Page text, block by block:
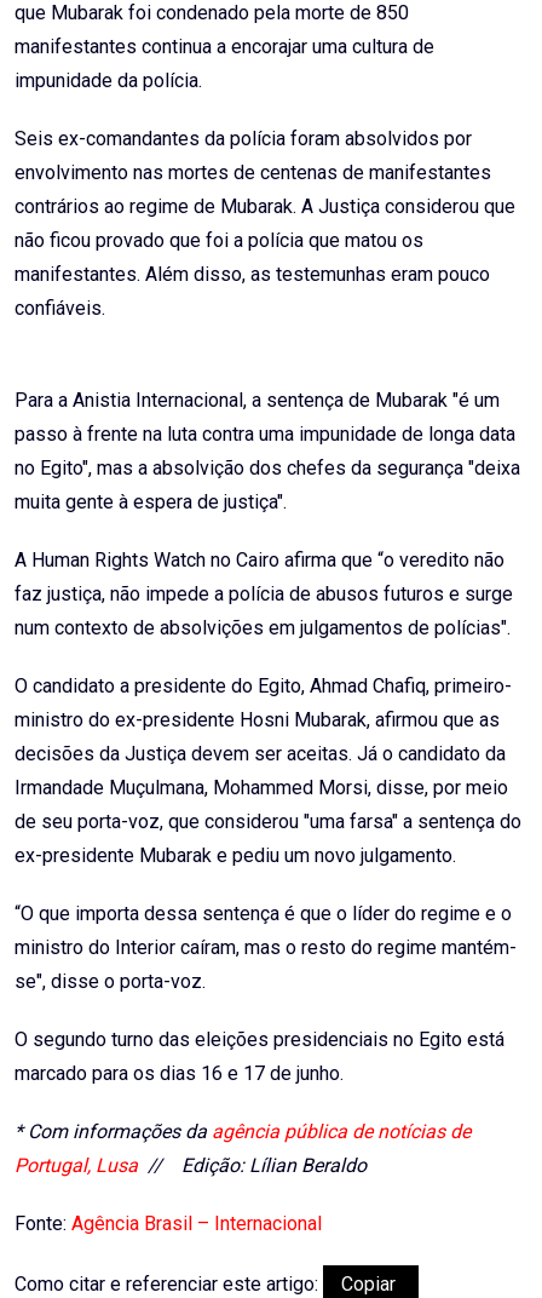
que Mubarak foi condenado pela morte de 850
manifestantes continua a encorajar uma cultura de
impunidade da polícia.
Seis ex-comandantes da polícia foram absolvidos por
envolvimento nas mortes de centenas de manifestantes
contrários ao regime de Mubarak. A Justiça considerou que
não ficou provado que foi a polícia que matou os
manifestantes. Além disso, as testemunhas eram pouco
confiáveis.
Para a Anistia Internacional, a sentença de Mubarak "é um
passo à frente na luta contra uma impunidade de longa data
no Egito", mas a absolvição dos chefes da segurança "deixa
muita gente à espera de justiça".
A Human Rights Watch no Cairo afirma que “o veredito não
faz justiça, não impede a polícia de abusos futuros e surge
num contexto de absolvições em julgamentos de polícias".
O candidato a presidente do Egito, Ahmad Chafiq, primeiro-
ministro do ex-presidente Hosni Mubarak, afirmou que as
decisões da Justiça devem ser aceitas. Já o candidato da
Irmandade Muçulmana, Mohammed Morsi, disse, por meio
de seu porta-voz, que considerou "uma farsa" a sentença do
ex-presidente Mubarak e pediu um novo julgamento.
“O que importa dessa sentença é que o líder do regime e o
ministro do Interior caíram, mas o resto do regime mantém-
se", disse o porta-voz.
O segundo turno das eleições presidenciais no Egito está
marcado para os dias 16 e 17 de junho.
* Com informações da agência pública de notícias de
Portugal, Lusa // Edição: Lílian Beraldo
Fonte: Agência Brasil – Internacional
Como citar e referenciar este artigo:
Copiar